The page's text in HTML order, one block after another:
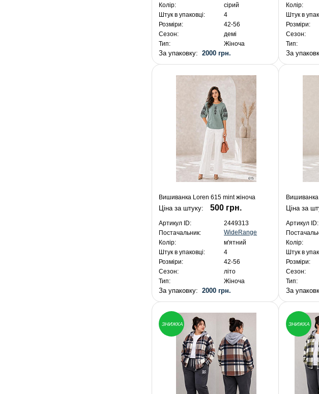
Колір:
сірий
Штук в упаковці:
4
Розміри:
42-56
Сезон:
демі
Тип:
Жіноча
За упаковку:2000 грн.
Колір:
Штук в
Розміри:
Сезон:
Тип:
За
Вишиванка Loren 615 mint жіноча
Ціна за штуку: 500 грн.
Артикул ID:
2449313
Постачальник:
WideRange
Колір:
м'ятний
Штук в упаковці:
4
Розміри:
42-56
Сезон:
літо
Тип:
Жіноча
За упаковку:2000 грн.
Ціна за
Артикул ID:
Колір:
Штук в
Розміри:
Сезон:
Тип:
За
ЗНИЖКА ЗНИЖКА